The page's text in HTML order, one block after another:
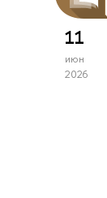
11
июн
2026